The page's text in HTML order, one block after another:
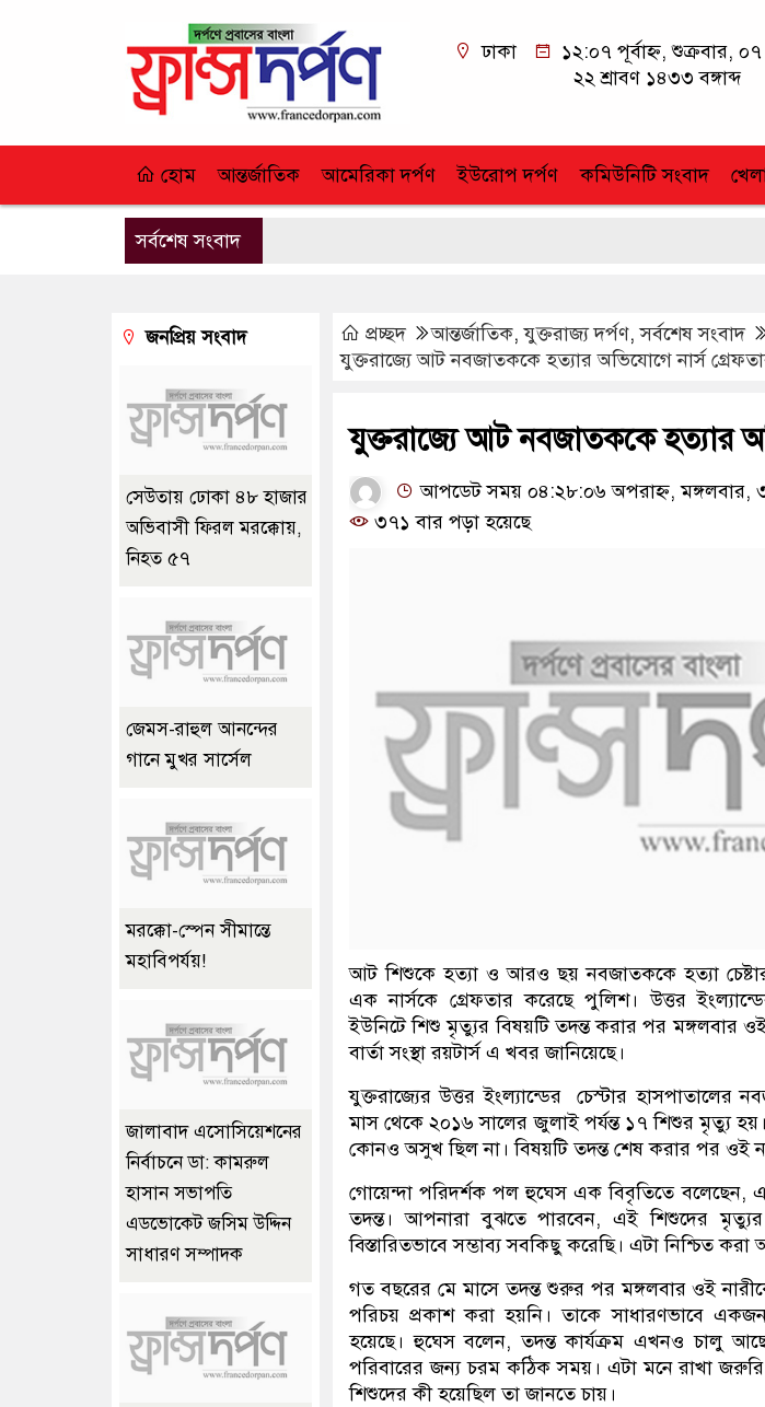
ঢাকা
১২:০৭ পূর্বাহ্ন, শুক্রবার,
২২ শ্রাবণ ১৪৩৩ বঙ্গাব্দ
হোম আন্তর্জাতিক আমেরিকা দর্পণ ইউরোপ দর্পণ কমিউনিটি সংবাদ
সর্বশেষ সংবাদ
প্রচ্ছদ আন্তর্জাতিক,যুক্তরাজ্য দর্পণ,সর্বশেষ সংবাদ
যুক্তরাজ্যে আট নবজাতককে হত্যার অভিযোগে নার্স
যুক্তরাজ্যে আট নবজাতককে হত্যার
আপডেট সময় ০৪:২৮:০৬ অপরাহ্ন, মঙ্গলবার,
৩৭১ বার পড়া হয়েছে
আট শিশুকে হত্যা ও আরও ছয় নবজাতককে হত্যা চেষ্টার
এক নার্সকে গ্রেফতার করেছে পুলিশ। উত্তর
ইউনিটে শিশু মৃত্যুর বিষয়টি তদন্ত করার পর মঙ্গলবার ওই
বার্তা সংস্থা রয়টার্স এ খবর জানিয়েছে।
যুক্তরাজ্যের উত্তর ইংল্যান্ডের চেস্টার হাসপাতালের
মাস থেকে ২০১৬ সালের জুলাই পর্যন্ত ১৭ শিশুর মৃত্যু
কোনও অসুখ ছিল না। বিষয়টি তদন্ত শেষ করার পর ওই
গোয়েন্দা পরিদর্শক পল হুঘেস এক বিবৃতিতে বলেছেন,
তদন্ত। আপনারা বুঝতে পারবেন, এই শিশুদের
বিস্তারিতভাবে সম্ভাব্য সবকিছু করেছি। এটা নিশ্চিত
গত বছরের মে মাসে তদন্ত শুরুর পর মঙ্গলবার ওই
পরিচয় প্রকাশ করা হয়নি। তাকে সাধারণভাবে একজন
হয়েছে। হুঘেস বলেন, তদন্ত কার্যক্রম এখনও চালু
পরিবারের জন্য চরম কঠিক সময়। এটা মনে রাখা
শিশুদের কী হয়েছিল তা জানতে চায়।
জনপ্রিয় সংবাদ
সেউতায় ঢোকা ৪৮ হাজার
অভিবাসী ফিরল মরক্কোয়,
নিহত ৫৭
জেমস-রাহুল আনন্দের
গানে মুখর সার্সেল
মরক্কো-স্পেন সীমান্তে
মহাবিপর্যয়!
জালাবাদ এসোসিয়েশনের
নির্বাচনে ডা: কামরুল
হাসান সভাপতি
এডভোকেট জসিম উদ্দিন
সাধারণ সম্পাদক